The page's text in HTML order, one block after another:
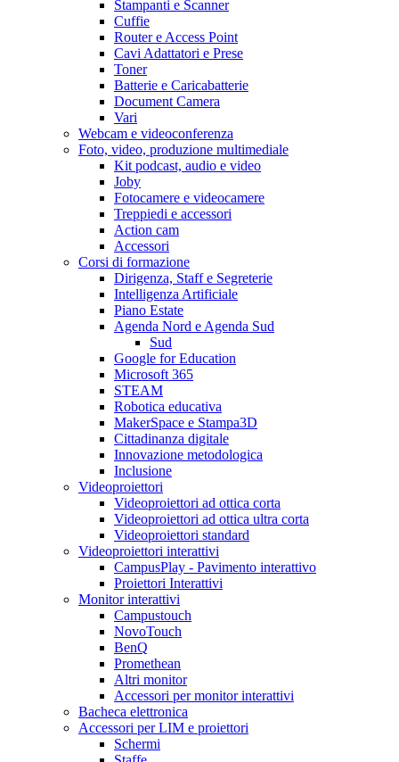
Stampanti e Scanner
Cuffie
Router e Access Point
Cavi Adattatori e Prese
Toner
Batterie e Caricabatterie
Document Camera
Vari
Webcam e videoconferenza
Foto, video, produzione multimediale
Kit podcast, audio e video
Joby
Fotocamere e videocamere
Treppiedi e accessori
Action cam
Accessori
Corsi di formazione
Dirigenza, Staff e Segreterie
Intelligenza Artificiale
Piano Estate
Agenda Nord e Agenda Sud
Sud
Google for Education
Microsoft 365
STEAM
Robotica educativa
MakerSpace e Stampa3D
Cittadinanza digitale
Innovazione metodologica
Inclusione
Videoproiettori
Videoproiettori ad ottica corta
Videoproiettori ad ottica ultra corta
Videoproiettori standard
Videoproiettori interattivi
CampusPlay - Pavimento interattivo
Proiettori Interattivi
Monitor interattivi
Campustouch
NovoTouch
BenQ
Promethean
Altri monitor
Accessori per monitor interattivi
Bacheca elettronica
Accessori per LIM e proiettori
Schermi